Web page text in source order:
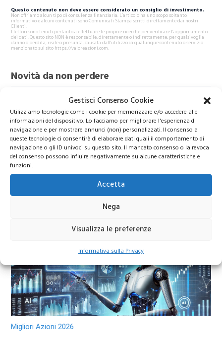
Gestisci Consenso Cookie
Utilizziamo tecnologie come i cookie per memorizzare e/o accedere alle
informazioni del dispositivo. Lo facciamo per migliorare l'esperienza di
navigazione e per mostrare annunci (non) personalizzati. Il consenso a
queste tecnologie ci consentirà di elaborare dati quali il comportamento di
navigazione o gli ID univoci su questo sito. Il mancato consenso o la revoca
del consenso possono influire negativamente su alcune caratteristiche e
funzioni.
Accetta
Nega
Visualizza le preferenze
Informativa sulla Privacy
Questo contenuto non deve essere considerato un consiglio di investimento.
Non offriamo alcun tipo di consulenza finanziaria. L’articolo ha uno scopo soltanto
informativo e alcuni contenuti sono Comunicati Stampa scritti direttamente dai nostri
Clienti.
I lettori sono tenuti pertanto a effettuare le proprie ricerche per verificare l’aggiornamento
dei dati. Questo sito NON è responsabile, direttamente o indirettamente, per qualsivoglia
danno o perdita, reale o presunta, causata dall'utilizzo di qualunque contenuto o servizio
menzionato sul sito https://valoreazioni.com.
Novità da non perdere
Migliori Azioni 2026